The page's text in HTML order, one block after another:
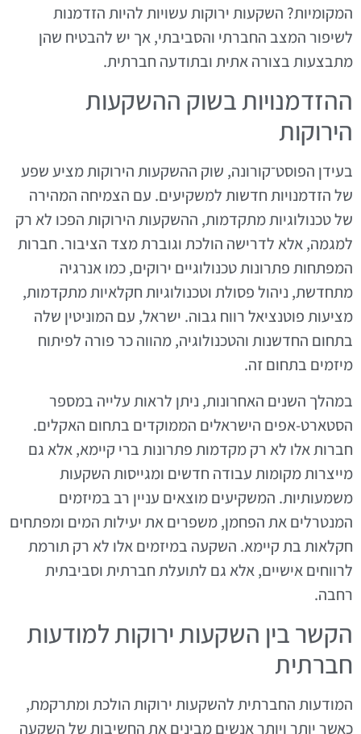
המקומיות? השקעות ירוקות עשויות להיות הזדמנות
לשיפור המצב החברתי והסביבתי, אך יש להבטיח שהן
מתבצעות בצורה אתית ובתודעה חברתית.
ההזדמנויות בשוק ההשקעות
הירוקות
בעידן הפוסט־קורונה, שוק ההשקעות הירוקות מציע שפע
של הזדמנויות חדשות למשקיעים. עם הצמיחה המהירה
של טכנולוגיות מתקדמות, ההשקעות הירוקות הפכו לא רק
למגמה, אלא לדרישה הולכת וגוברת מצד הציבור. חברות
המפתחות פתרונות טכנולוגיים ירוקים, כמו אנרגיה
מתחדשת, ניהול פסולת וטכנולוגיות חקלאיות מתקדמות,
מציעות פוטנציאל רווח גבוה. ישראל, עם המוניטין שלה
בתחום החדשנות והטכנולוגיה, מהווה כר פורה לפיתוח
מיזמים בתחום זה.
במהלך השנים האחרונות, ניתן לראות עלייה במספר
הסטארט-אפים הישראלים הממוקדים בתחום האקלים.
חברות אלו לא רק מקדמות פתרונות ברי קיימא, אלא גם
מייצרות מקומות עבודה חדשים ומגייסות השקעות
משמעותיות. המשקיעים מוצאים עניין רב במיזמים
המנטרלים את הפחמן, משפרים את יעילות המים ומפתחים
חקלאות בת קיימא. השקעה במיזמים אלו לא רק תורמת
לרווחים אישיים, אלא גם לתועלת חברתית וסביבתית
רחבה.
הקשר בין השקעות ירוקות למודעות
חברתית
המודעות החברתית להשקעות ירוקות הולכת ומתרקמת,
כאשר יותר ויותר אנשים מבינים את החשיבות של השקעה